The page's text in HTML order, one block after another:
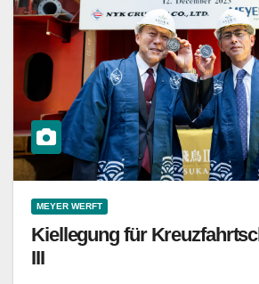
MEYER WERFT
Kiellegung für
III